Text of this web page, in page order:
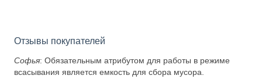
Отзывы покупателей
Софья: Обязательным атрибутом для работы в режиме
всасывания является емкость для сбора мусора.